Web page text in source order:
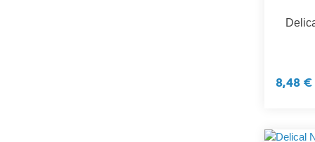
8,48 €